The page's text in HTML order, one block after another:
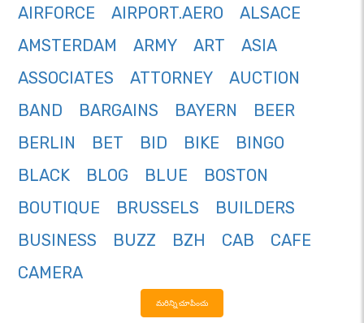
AIRFORCE
AIRPORT.AERO
ALSACE
AMSTERDAM
ARMY ART
ASIA
ASSOCIATES
ATTORNEY
AUCTION
BAND
BARGAINS BAYERN
BEER
BERLIN
BET BID BIKE
BINGO
BLACK
BLOG BLUE
BOSTON
BOUTIQUE
BRUSSELS
BUILDERS
BUSINESS
BUZZ BZH CAB
CAFE
CAMERA
మరిన్ని చూపించు